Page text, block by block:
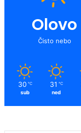
Olovo
Čisto nebo
30 ℃
sub
31 ℃
ned